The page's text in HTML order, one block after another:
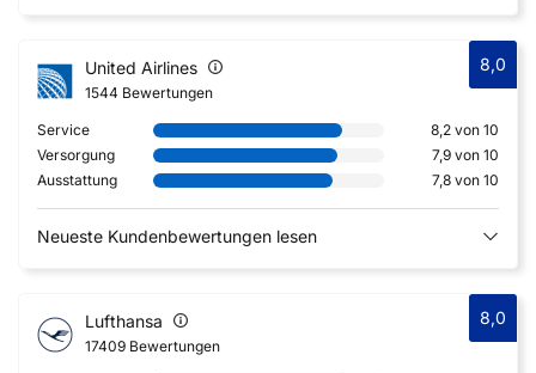
United Airlines
1544 Bewertungen
8,0
Service
8,2 von 10
Versorgung
7,9 von 10
Ausstattung
7,8 von 10
Neueste Kundenbewertungen lesen
Lufthansa
17409 Bewertungen
8,0